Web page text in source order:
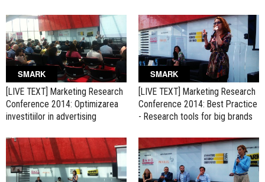
SMARK
[LIVE TEXT] Marketing Research
Conference 2014: Optimizarea
investitiilor in advertising
SMARK
[LIVE TEXT] Marketing Research
Conference 2014: Best Practice
- Research tools for big brands